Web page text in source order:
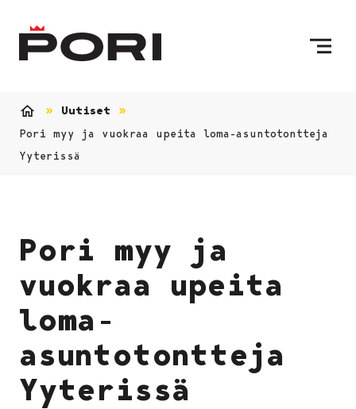
Uutiset
Pori myy ja vuokraa upeita loma-asuntotontteja
Yyterissä
Pori myy ja
vuokraa upeita
loma-
asuntotontteja
Yyterissä